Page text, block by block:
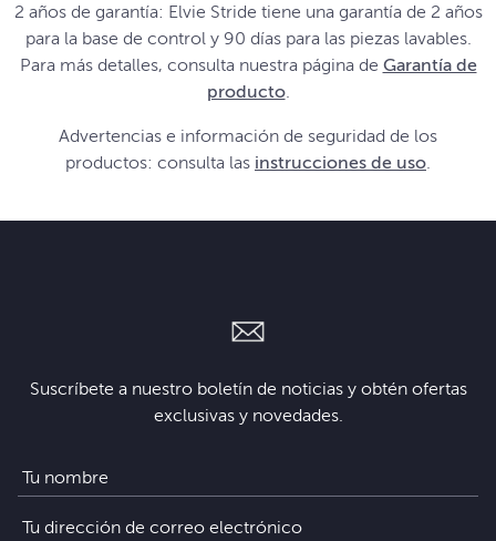
2 años de garantía: Elvie Stride tiene una garantía de 2 años
para la base de control y 90 días para las piezas lavables.
Para más detalles, consulta nuestra página de Garantía de
producto.
Advertencias e información de seguridad de los
productos: consulta las instrucciones de uso.
Suscríbete a nuestro boletín de noticias y obtén ofertas
exclusivas y novedades.